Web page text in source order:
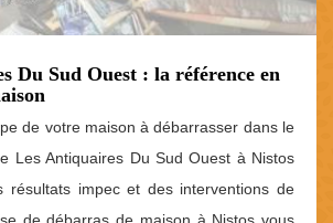
Du Sud Ouest : la référence en
de votre maison à débarrasser dans le
Les Antiquaires Du Sud Ouest à Nistos
résultats impec et des interventions de
de débarras de maison à Nistos vous